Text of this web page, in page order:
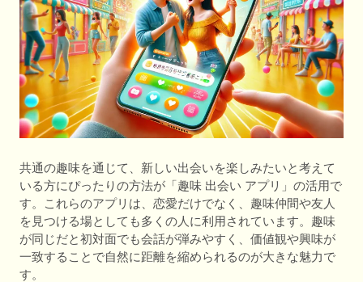
共通の趣味を通じて、新しい出会いを楽しみたいと考えて
いる方にぴったりの方法が「趣味 出会い アプリ」の活用で
す。これらのアプリは、恋愛だけでなく、趣味仲間や友人
を見つける場としても多くの人に利用されています。趣味
が同じだと初対面でも会話が弾みやすく、価値観や興味が
一致することで自然に距離を縮められるのが大きな魅力で
す。